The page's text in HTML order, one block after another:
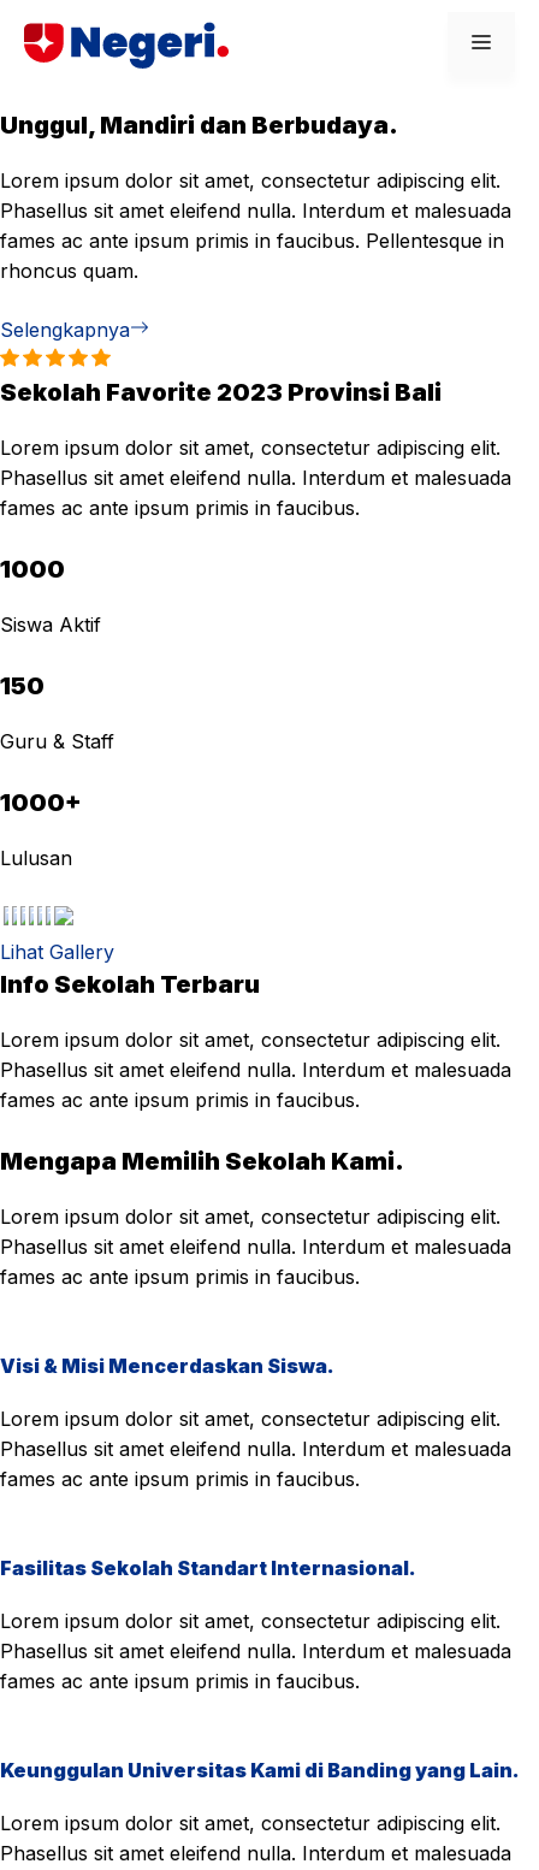
Unggul, Mandiri dan Berbudaya.
Lorem ipsum dolor sit amet, consectetur adipiscing elit.
Phasellus sit amet eleifend nulla. Interdum et malesuada
fames ac ante ipsum primis in faucibus. Pellentesque in
rhoncus quam.
Selengkapnya
Sekolah Favorite 2023 Provinsi Bali
Lorem ipsum dolor sit amet, consectetur adipiscing elit.
Phasellus sit amet eleifend nulla. Interdum et malesuada
fames ac ante ipsum primis in faucibus.
1000
Siswa Aktif
150
Guru & Staff
1000+
Lulusan
Lihat Gallery
Info Sekolah Terbaru
Lorem ipsum dolor sit amet, consectetur adipiscing elit.
Phasellus sit amet eleifend nulla. Interdum et malesuada
fames ac ante ipsum primis in faucibus.
Mengapa Memilih Sekolah Kami.
Lorem ipsum dolor sit amet, consectetur adipiscing elit.
Phasellus sit amet eleifend nulla. Interdum et malesuada
fames ac ante ipsum primis in faucibus.
Visi & Misi Mencerdaskan Siswa.
Lorem ipsum dolor sit amet, consectetur adipiscing elit.
Phasellus sit amet eleifend nulla. Interdum et malesuada
fames ac ante ipsum primis in faucibus.
Fasilitas Sekolah Standart Internasional.
Lorem ipsum dolor sit amet, consectetur adipiscing elit.
Phasellus sit amet eleifend nulla. Interdum et malesuada
fames ac ante ipsum primis in faucibus.
Keunggulan Universitas Kami di Banding yang Lain.
Lorem ipsum dolor sit amet, consectetur adipiscing elit.
Phasellus sit amet eleifend nulla. Interdum et malesuada